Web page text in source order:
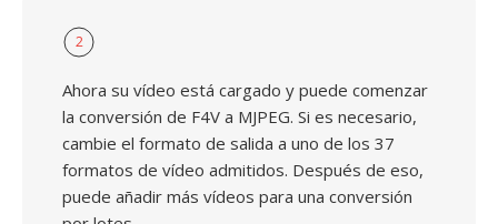
2
Ahora su vídeo está cargado y puede comenzar
la conversión de F4V a MJPEG. Si es necesario,
cambie el formato de salida a uno de los 37
formatos de vídeo admitidos. Después de eso,
puede añadir más vídeos para una conversión